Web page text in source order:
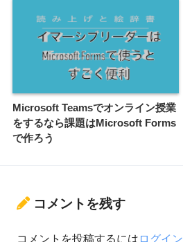
Microsoft Teamsでオンライン授業
をするなら課題はMicrosoft Forms
で作ろう
コメントを残す
コメントを投稿するには ログイン